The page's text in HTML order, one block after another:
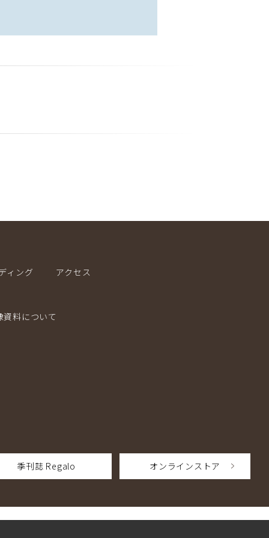
ィング アクセス
資料について
季刊誌 Regalo オンラインストア